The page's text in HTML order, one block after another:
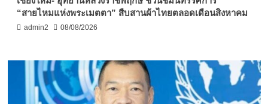
“สายไหมแห่งพระเมตตา” สืบสานผ้าไทยตลอดเดือนสิงหาคม
admin2 08/08/2026